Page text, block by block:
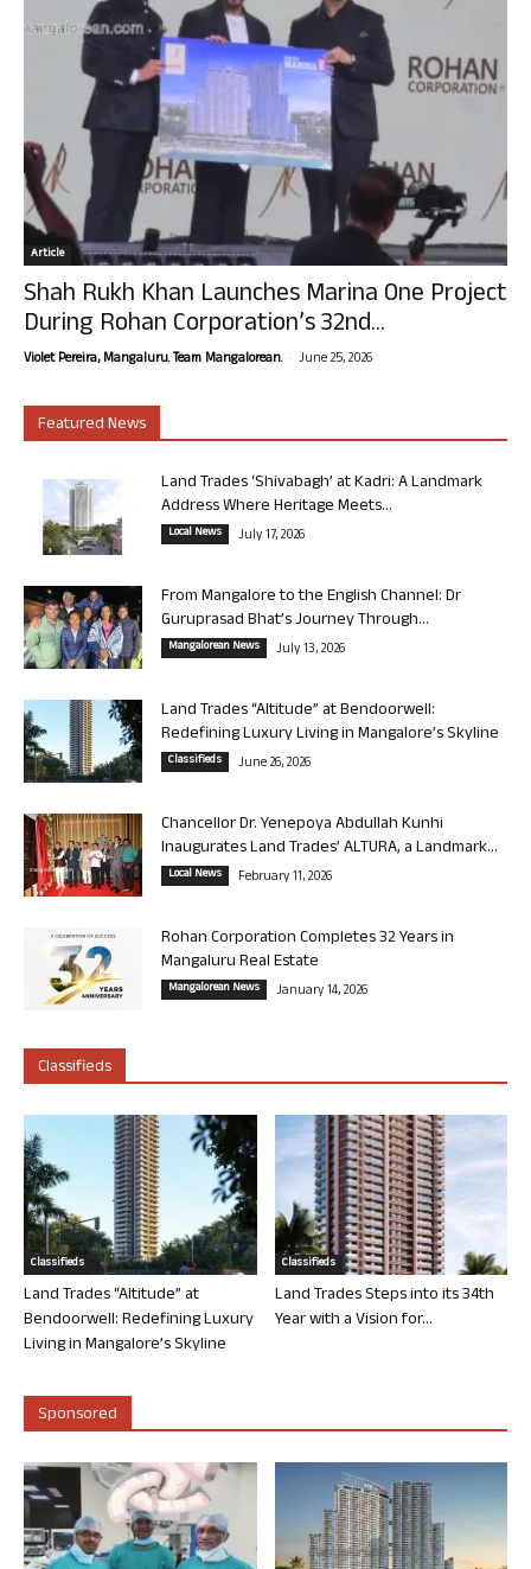
Article
Shah Rukh Khan Launches Marina One Project
During Rohan Corporation’s 32nd...
Violet Pereira, Mangaluru. Team Mangalorean. - June 25, 2026
Featured News
Land Trades ‘Shivabagh’ at Kadri: A Landmark
Address Where Heritage Meets...
Local News July 17, 2026
From Mangalore to the English Channel: Dr
Guruprasad Bhat’s Journey Through...
Mangalorean News July 13, 2026
Land Trades “Altitude” at Bendoorwell:
Redefining Luxury Living in Mangalore’s Skyline
Classifieds June 26, 2026
Chancellor Dr. Yenepoya Abdullah Kunhi
Inaugurates Land Trades’ ALTURA, a Landmark...
Local News February 11, 2026
Rohan Corporation Completes 32 Years in
Mangaluru Real Estate
Mangalorean News January 14, 2026
Classifieds
Classifieds
Land Trades “Altitude” at
Bendoorwell: Redefining Luxury
Living in Mangalore’s Skyline
Classifieds
Land Trades Steps into its 34th
Year with a Vision for...
Sponsored